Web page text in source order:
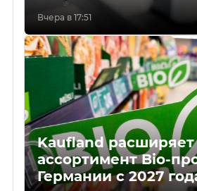
Вчера в 17:51
Kaufland расширяет
ассортимент Bio-
Германии с 2027